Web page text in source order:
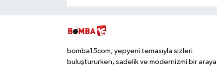
bomba15com, yepyeni temasıyla sizleri
buluştururken, sadelik ve modernizmi bir araya